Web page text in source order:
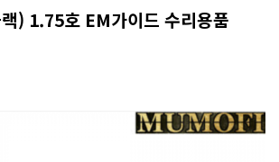
) 1.75호 EM가이드 수리용품